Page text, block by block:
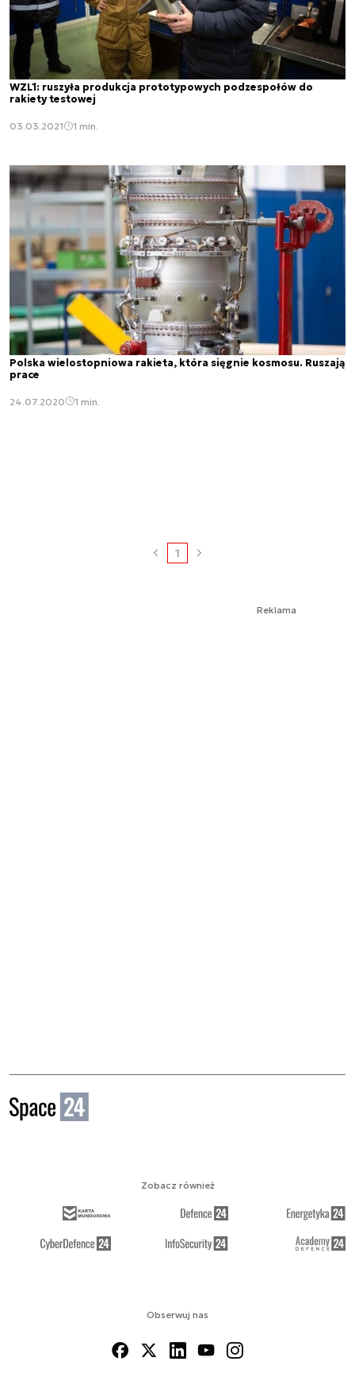
WZL1: ruszyła produkcja prototypowych podzespołów do
rakiety testowej
03.03.2021 1 min.
Polska wielostopniowa rakieta, która sięgnie kosmosu. Ruszają
prace
24.07.2020 1 min.
1
Reklama
Obserwuj nas
Zobacz również